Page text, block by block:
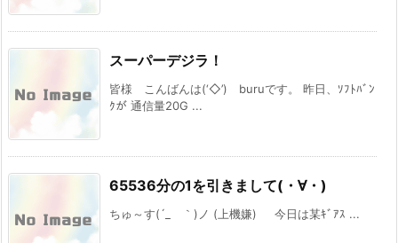
スーパーデジラ！
皆様 こんばんは(‘◇’)ゞburuです。 昨日、ｿﾌﾄﾊﾞﾝ
ｸが 通信量20G ...
65536分の1を引きまして(・∀・)
ちゅ～す(´_ゝ｀)ノ (上機嫌) 今日は某ｷﾞｱｽ ...